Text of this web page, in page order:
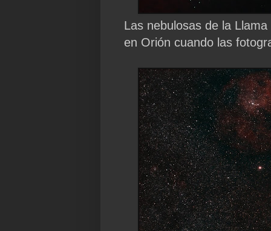
Las nebulosas de la
en Orión cuando las